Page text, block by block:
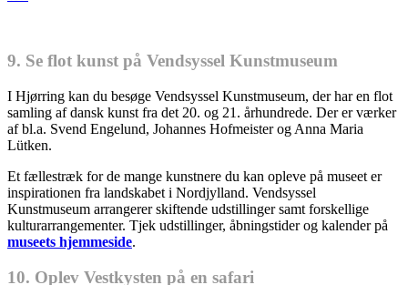
9. Se flot kunst på Vendsyssel Kunstmuseum
I Hjørring kan du besøge Vendsyssel Kunstmuseum, der har en flot
samling af dansk kunst fra det 20. og 21. århundrede. Der er værker
af bl.a. Svend Engelund, Johannes Hofmeister og Anna Maria
Lütken.
Et fællestræk for de mange kunstnere du kan opleve på museet er
inspirationen fra landskabet i Nordjylland. Vendsyssel
Kunstmuseum arrangerer skiftende udstillinger samt forskellige
kulturarrangementer. Tjek udstillinger, åbningstider og kalender på
museets hjemmeside.
10. Oplev Vestkysten på en safari